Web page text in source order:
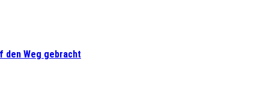
den Weg gebracht